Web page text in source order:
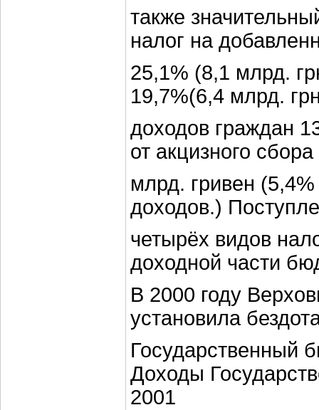
также
налог на
25,1% (8,1 млрд.
19,7%(6,4 млрд.
доходов граждан
от акцизного
млрд. гривен
доходов.)
четырёх видов
доходной части
В 2000 году
установила
Государственный
Доходы
2001